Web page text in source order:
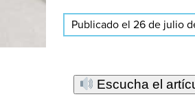
Publicado el 26 de julio
Escucha el